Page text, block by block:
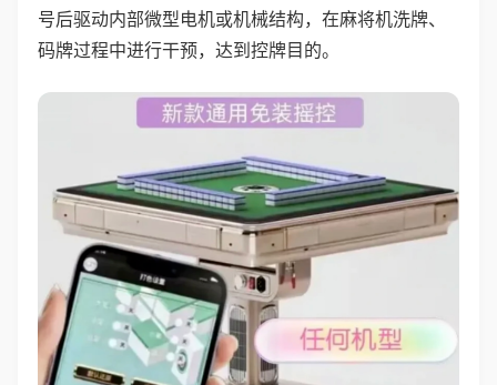
号后驱动内部微型电机或机械结构，在麻将机洗牌、
码牌过程中进行干预，达到控牌目的。